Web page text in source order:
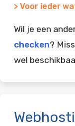
> Voor ieder
Wil je een
checken?
wel